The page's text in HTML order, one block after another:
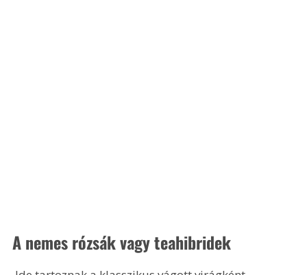
A nemes rózsák vagy teahibridek